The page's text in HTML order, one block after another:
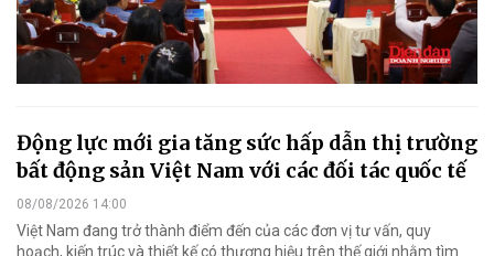
Động lực mới gia tăng sức hấp dẫn thị trường
bất động sản Việt Nam với các đối tác quốc tế
08/08/2026 14:00
Việt Nam đang trở thành điểm đến của các đơn vị tư vấn, quy
hoạch, kiến trúc và thiết kế có thương hiệu trên thế giới nhằm tìm